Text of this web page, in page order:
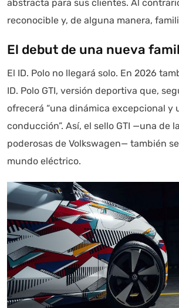
abstracta para sus clientes. Al
reconocible y, de alguna manera,
El debut de una nueva
El ID. Polo no llegará solo. En 2026
ID. Polo GTI, versión deportiva que,
ofrecerá “una dinámica excepcional y
conducción”. Así, el sello GTI —una de
poderosas de Volkswagen— también
mundo eléctrico.